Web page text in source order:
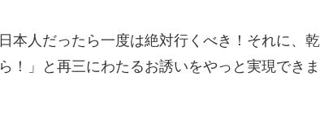
本人だったら一度は絶対行くべき！それに、乾
！」と再三にわたるお誘いをやっと実現できま